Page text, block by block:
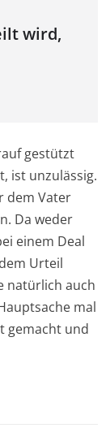
wird,
gestützt
ist unzulässig.
dem Vater
Da weder
einem Deal
Urteil
natürlich auch
mal
gemacht und